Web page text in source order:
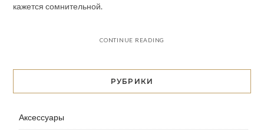
кажется сомнительной.
CONTINUE READING
РУБРИКИ
Аксессуары